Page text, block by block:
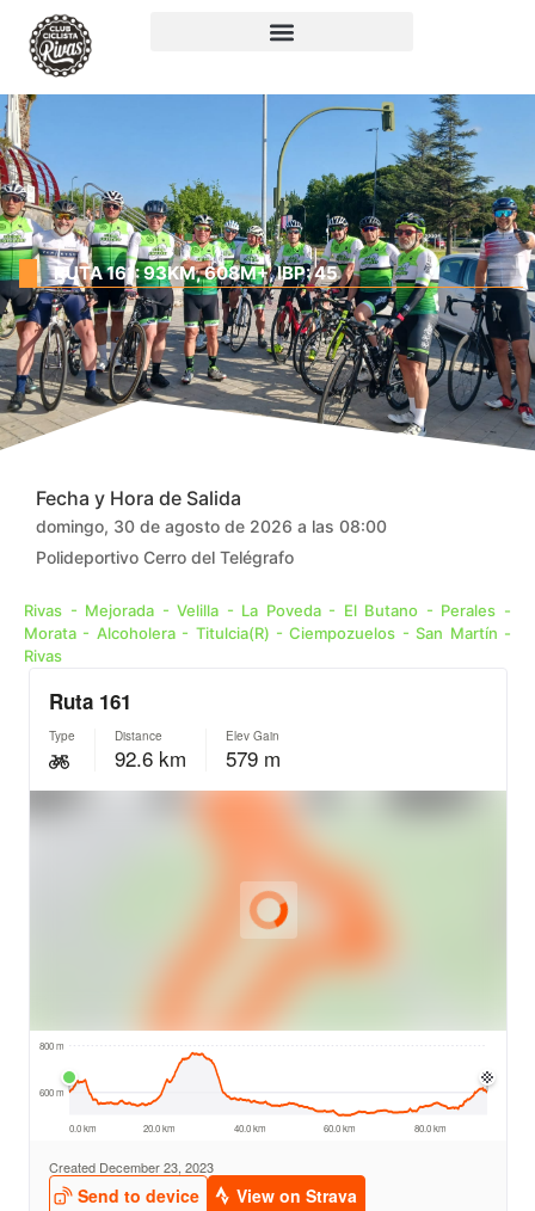
RUTA 161: 93KM, 608M+, IBP: 45
Fecha y Hora de Salida
domingo, 30 de agosto de 2026 a las 08:00
Polideportivo Cerro del Telégrafo
Rivas - Mejorada - Velilla - La Poveda - El Butano - Perales -
Morata - Alcoholera - Titulcia(R) - Ciempozuelos - San Martín -
Rivas